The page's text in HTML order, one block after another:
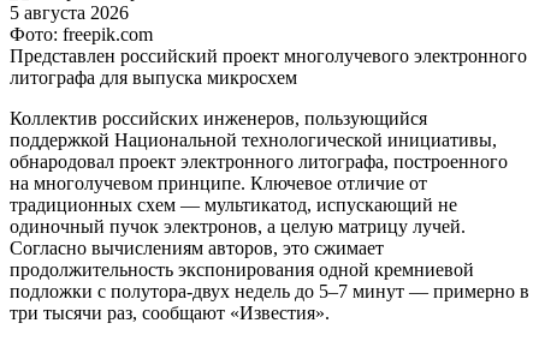
5 августа 2026
Фото: freepik.com
Представлен российский проект многолучевого электронного
литографа для выпуска микросхем
Коллектив российских инженеров, пользующийся
поддержкой Национальной технологической инициативы,
обнародовал проект электронного литографа, построенного
на многолучевом принципе. Ключевое отличие от
традиционных схем — мультикатод, испускающий не
одиночный пучок электронов, а целую матрицу лучей.
Согласно вычислениям авторов, это сжимает
продолжительность экспонирования одной кремниевой
подложки с полутора-двух недель до 5–7 минут — примерно в
три тысячи раз, сообщают «Известия».